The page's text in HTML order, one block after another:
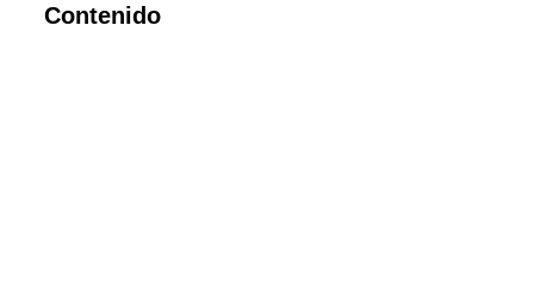
Contenido